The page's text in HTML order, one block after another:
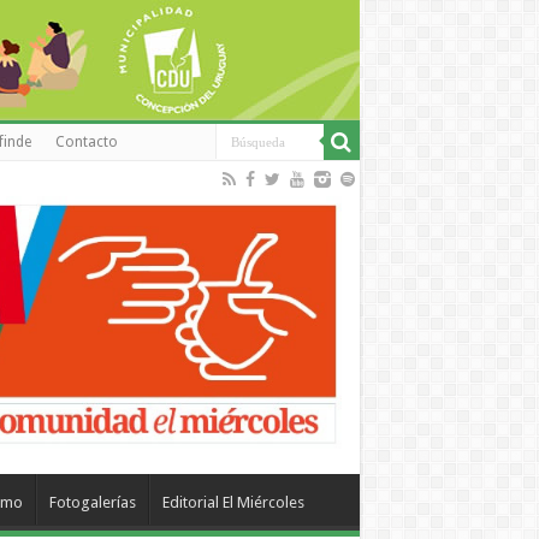
Contacto
Fotogalerías Editorial El Miércoles